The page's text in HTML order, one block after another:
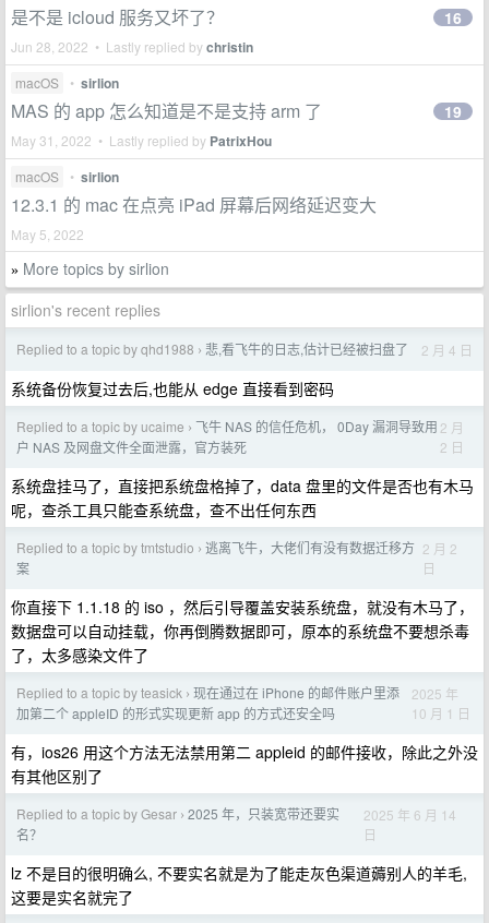
是不是 icloud 服务又坏了？
Jun 28, 2022 • Lastly replied bychristin
16
macOS • sirlion
MAS 的 app 怎么知道是不是支持 arm 了
May 31, 2022 • Lastly replied by PatrixHou
19
macOS • sirlion
12.3.1 的 mac 在点亮 iPad 屏幕后网络延迟变大
May 5, 2022
» More topics by sirlion
sirlion's recent replies
Replied to a topic by qhd1988 › 悲,看飞牛的日志,估计已经被扫盘了 2 月 4 日
系统备份恢复过去后,也能从 edge 直接看到密码
Replied to a topic by ucaime › 飞牛 NAS 的信任危机， 0Day 漏洞导致用
户 NAS 及网盘文件全面泄露，官方装死
2 月
2 日
系统盘挂马了，直接把系统盘格掉了，data 盘里的文件是否也有木马
呢，查杀工具只能查系统盘，查不出任何东西
Replied to a topic by tmtstudio › 逃离飞牛，大佬们有没有数据迁移方
案
2 月 2
日
你直接下 1.1.18 的 iso ，然后引导覆盖安装系统盘，就没有木马了，
数据盘可以自动挂载，你再倒腾数据即可，原本的系统盘不要想杀毒
了，太多感染文件了
Replied to a topic by teasick › 现在通过在 iPhone 的邮件账户里添
加第二个 appleID 的形式实现更新 app 的方式还安全吗
2025 年
10 月 1 日
有，ios26 用这个方法无法禁用第二 appleid 的邮件接收，除此之外没
有其他区别了
Replied to a topic by Gesar › 2025 年，只装宽带还要实
名？
2025 年 6 月 14
日
lz 不是目的很明确么, 不要实名就是为了能走灰色渠道薅别人的羊毛,
这要是实名就完了